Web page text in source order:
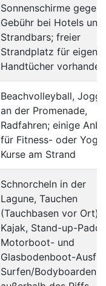
Sonnenschirme gegen
Gebühr bei Hotels und
Strandbars; freier
Strandplatz für eigene
Handtücher vorhanden
Beachvolleyball,
an der Promenade,
Radfahren; einige
für Fitness- oder
Kurse am Strand
Schnorcheln in der
Lagune, Tauchen
(Tauchbasen vor Ort),
Kajak, Stand-up-
Motorboot- und
Glasbodenboot-
Surfen/Bodyboarden